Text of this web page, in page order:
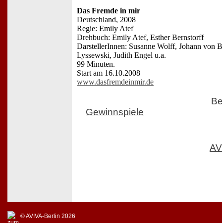
Das Fremde in mir
Deutschland, 2008
Regie: Emily Atef
Drehbuch: Emily Atef, Esther Bernstorff
DarstellerInnen: Susanne Wolff, Johann von
Lyssewski, Judith Engel u.a.
99 Minuten.
Start am 16.10.2008
www.dasfremdeinmir.de
Gewinnspiele
© AVIVA-Berlin 2026